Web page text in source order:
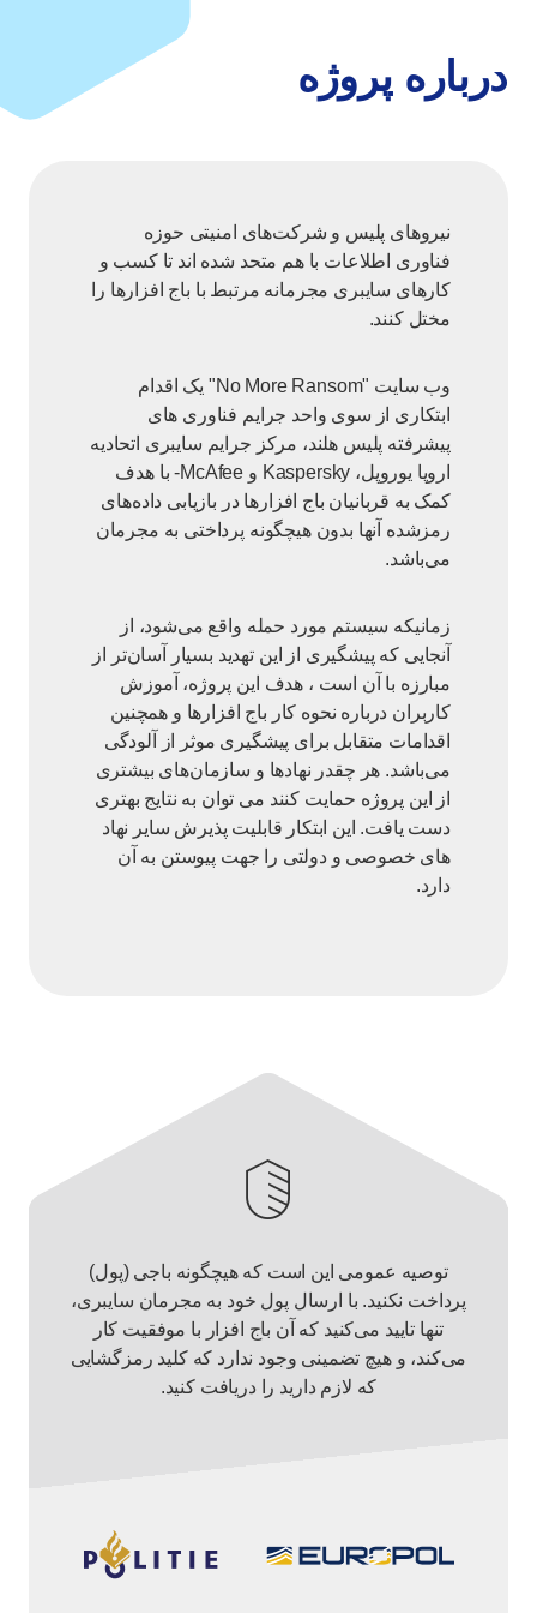
درباره پروژه
نیروهای پلیس و شرکت‌های امنیتی حوزه
فناوری اطلاعات با هم متحد شده اند تا کسب و
کارهای سایبری مجرمانه مرتبط با باج افزارها را
مختل کنند.
وب سایت "No More Ransom" یک اقدام
ابتکاری از سوی واحد جرایم فناوری های
پیشرفته پلیس هلند، مرکز جرایم سایبری اتحادیه
اروپا یوروپل، Kaspersky و McAfee- با هدف
کمک به قربانیان باج افزارها در بازیابی داده‌های
رمزشده ‌آنها بدون هیچگونه پرداختی به مجرمان
می‌باشد.
زمانیکه سیستم مورد حمله واقع می‌شود، از
آنجایی که پیشگیری از این تهدید بسیار آسان‌تر از
مبارزه با آن است ، هدف این پروژه، آموزش
کاربران درباره نحوه کار باج افزارها و همچنین
اقدامات متقابل برای پیشگیری موثر از آلودگی
می‌باشد. هر چقدر نهادها و سازمان‌های بیشتری
از این پروژه حمایت کنند می توان به نتایج بهتری
دست یافت. این ابتکار قابلیت پذیرش سایر نهاد
های خصوصی و دولتی را جهت پیوستن به آن
دارد.
توصیه عمومی این است که هیچگونه باجی (پول)
پرداخت نکنید. با ارسال پول خود به مجرمان سایبری،
تنها تایید می‌کنید که آن باج افزار با موفقیت کار
می‌کند، و هیچ تضمینی وجود ندارد که کلید رمزگشایی
که لازم دارید را دریافت کنید.